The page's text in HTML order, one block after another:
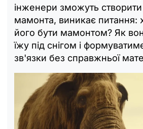
інженери зможуть
мамонта, виникає питання:
його бути мамонтом? Як
їжу під снігом і
зв'язки без справжньої